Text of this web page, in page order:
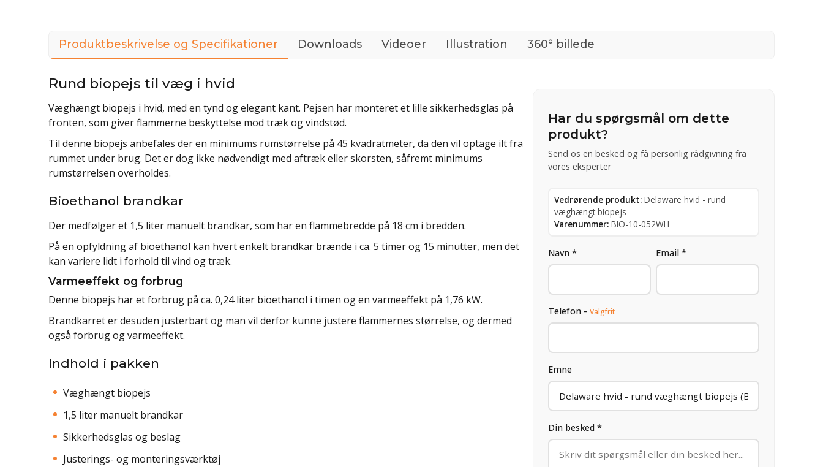
Produktbeskrivelse og Specifikationer Downloads Videoer Illustration 360° billede
Rund biopejs til væg i hvid
Væghængt biopejs i hvid, med en tynd og elegant kant. Pejsen har monteret et lille sikkerhedsglas på
fronten, som giver flammerne beskyttelse mod træk og vindstød.
Til denne biopejs anbefales der en minimums rumstørrelse på 45 kvadratmeter, da den vil optage ilt fra
rummet under brug. Det er dog ikke nødvendigt med aftræk eller skorsten, såfremt minimums
rumstørrelsen overholdes.
Bioethanol brandkar
Der medfølger et 1,5 liter manuelt brandkar, som har en flammebredde på 18 cm i bredden.
På en opfyldning af bioethanol kan hvert enkelt brandkar brænde i ca. 5 timer og 15 minutter, men det
kan variere lidt i forhold til vind og træk.
Varmeeffekt og forbrug
Denne biopejs har et forbrug på ca. 0,24 liter bioethanol i timen og en varmeeffekt på 1,76 kW.
Brandkarret er desuden justerbart og man vil derfor kunne justere flammernes størrelse, og dermed
også forbrug og varmeeffekt.
Indhold i pakken
Væghængt biopejs
1,5 liter manuelt brandkar
Sikkerhedsglas og beslag
Justerings- og monteringsværktøj
Har du spørgsmål om dette
produkt?
Send os en besked og få personlig rådgivning fra
vores eksperter
Vedrørende produkt: Delaware hvid - rund
væghængt biopejs
Varenummer: BIO-10-052WH
Navn * Email *
Telefon - Valgfrit
Emne
Din besked *